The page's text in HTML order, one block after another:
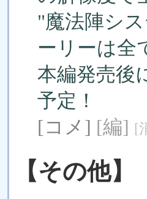
"魔法陣シ
ーリーは全
本編発売後
予定！
[コメ] [編] [
【その他】